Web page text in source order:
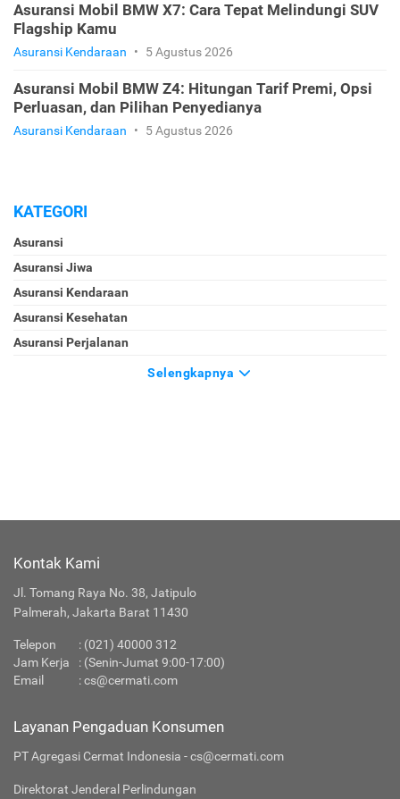
Asuransi Mobil BMW X7: Cara Tepat Melindungi SUV
Flagship Kamu
Asuransi Kendaraan • 5 Agustus 2026
Asuransi Mobil BMW Z4: Hitungan Tarif Premi, Opsi
Perluasan, dan Pilihan Penyedianya
Asuransi Kendaraan • 5 Agustus 2026
KATEGORI
Asuransi
Asuransi Jiwa
Asuransi Kendaraan
Asuransi Kesehatan
Asuransi Perjalanan
Selengkapnya
Kontak Kami
Jl. Tomang Raya No. 38, Jatipulo
Palmerah, Jakarta Barat 11430
Telepon : (021) 40000 312
Jam Kerja
: (Senin-Jumat 9:00-17:00)
Email
:cs@cermati.com
Layanan Pengaduan Konsumen
PT Agregasi Cermat Indonesia - cs@cermati.com
Direktorat Jenderal Perlindungan